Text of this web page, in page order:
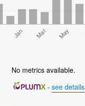
No metrics available.
- see details